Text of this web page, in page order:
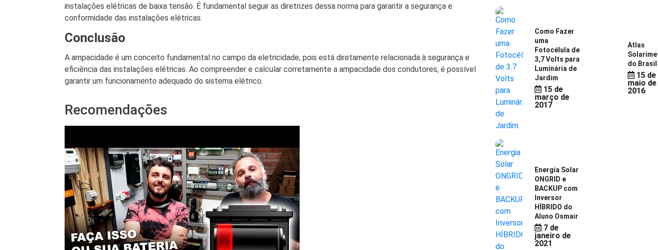
instalações elétricas de baixa tensão. É fundamental seguir as diretrizes dessa norma para garantir a segurança e
conformidade das instalações elétricas.
Conclusão
A ampacidade é um conceito fundamental no campo da eletricidade, pois está diretamente relacionada à segurança e
eficiência das instalações elétricas. Ao compreender e calcular corretamente a ampacidade dos condutores, é possível
garantir um funcionamento adequado do sistema elétrico.
Recomendações
Como Fazer
uma
Fotocélula de
3,7 Volts para
Luminária de
Jardim
15 de
março de
2017
Atlas
do Brasil
15 de
maio de
2016
Energia Solar
ONGRID e
BACKUP com
Inversor
HÍBRIDO do
Aluno Osmair
7 de
janeiro de
2021